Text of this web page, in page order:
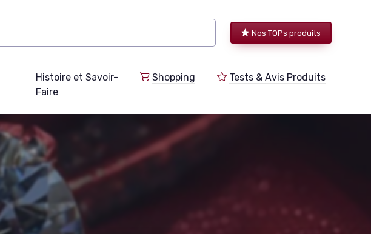
Nos TOPs produits
Histoire et Savoir-
Faire
Shopping Tests & Avis Produits